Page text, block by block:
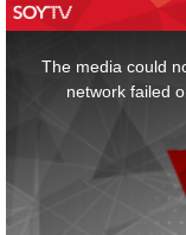
The media could
network failed